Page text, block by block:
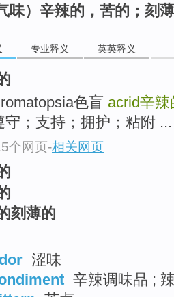
味）辛辣的，苦的；刻
专业释义 英英释义
色盲 acrid辛辣
守；支持；拥护；粘附 ...
个网页-相关网页
刻薄的
涩味
辛辣调味品 ;